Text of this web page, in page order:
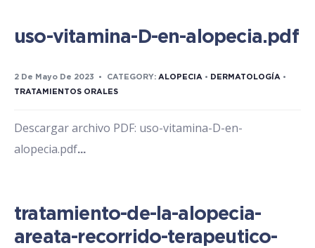
uso-vitamina-D-en-alopecia.pdf
2 De Mayo De 2023 • CATEGORY: ALOPECIA • DERMATOLOGÍA •
TRATAMIENTOS ORALES
Descargar archivo PDF: uso-vitamina-D-en-
alopecia.pdf...
tratamiento-de-la-alopecia-
areata-recorrido-terapeutico-